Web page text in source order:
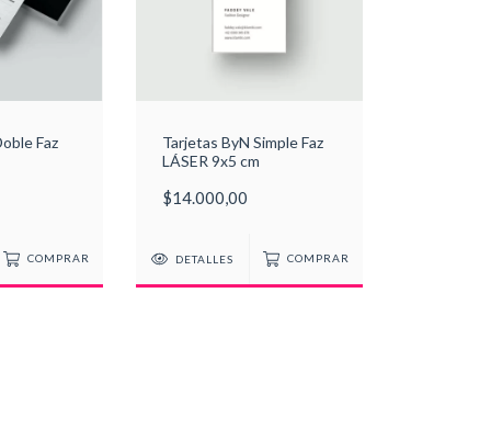
Faz
COMPRAR
Tarjetas ByN Simple Faz
LÁSER 9x5 cm
$14.000,00
DETALLES COMPRAR